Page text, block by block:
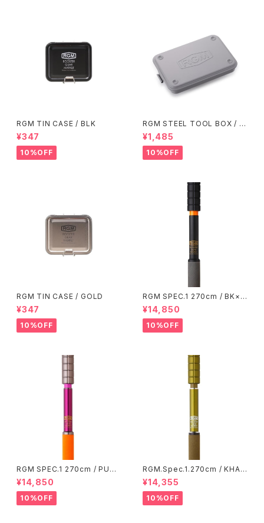
RGM TIN CASE / BLK
¥347
10%OFF
RGM STEEL TOOL BOX / G
RY
¥1,485
10%OFF
RGM TIN CASE / GOLD
¥347
10%OFF
RGM SPEC.1 270cm / BK×O
R
¥14,850
10%OFF
RGM SPEC.1 270cm / PU×O
R
¥14,850
10%OFF
RGM.Spec.1.270cm / KHAK
I¥14,355
10%OFF